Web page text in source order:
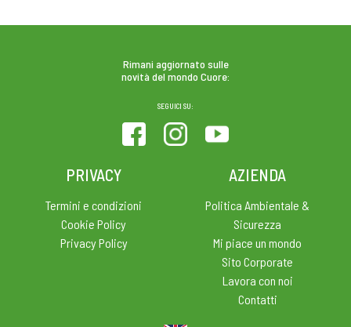
Rimani aggiornato sulle
novità del mondo Cuore:
SEGUICI SU:
PRIVACY
Termini e condizioni
Cookie Policy
Privacy Policy
AZIENDA
Politica Ambientale &
Sicurezza
Mi piace un mondo
Sito Corporate
Lavora con noi
Contatti